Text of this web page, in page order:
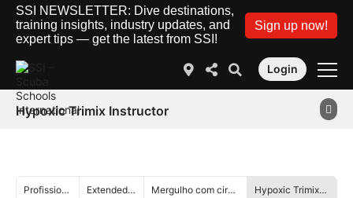
SSI NEWSLETTER: Dive destinations,
training insights, industry updates, and
expert tips — get the latest from SSI!
Sign up now!
Login
Hypoxic Trimix Instructor
Profissional Extended Range Mergulho com circuito aberto Hypoxic Trimix Instructor